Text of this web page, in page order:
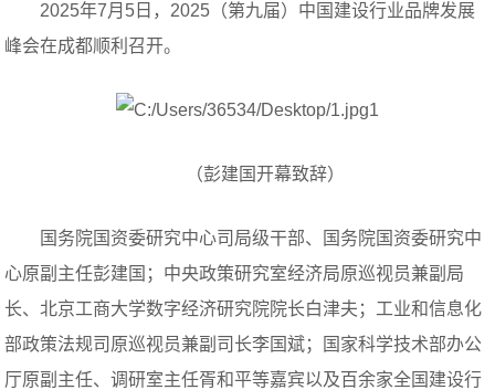
2025年7月5日，2025（第九届）中国建设行业品牌发展
峰会在成都顺利召开。
（彭建国开幕致辞）
国务院国资委研究中心司局级干部、国务院国资委研究中
心原副主任彭建国；中央政策研究室经济局原巡视员兼副局
长、北京工商大学数字经济研究院院长白津夫；工业和信息化
部政策法规司原巡视员兼副司长李国斌；国家科学技术部办公
厅原副主任、调研室主任胥和平等嘉宾以及百余家全国建设行